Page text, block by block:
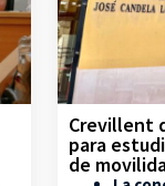
Crevillent
para
de